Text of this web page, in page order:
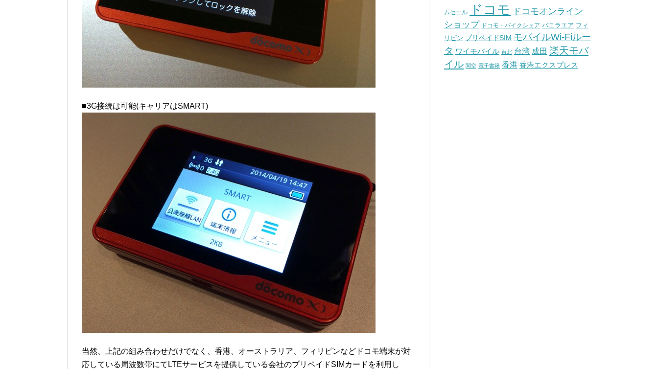
■3G接続は可能(キャリアはSMART)
当然、上記の組み合わせだけでなく、香港、オーストラリア、フィリピンなどドコモ端末が対
応している周波数帯にてLTEサービスを提供している会社のプリペイドSIMカードを利用し
ムセール ドコモ
ドコモオンライン
ショップ ドコモ・バイクシェア バニラエア フィ
リピン プリペイドSIM モバイルWi-Fiルー
タ ワイモバイル 台北 台湾 成田 楽天モバ
イル 関空 電子書籍 香港 香港エクスプレス